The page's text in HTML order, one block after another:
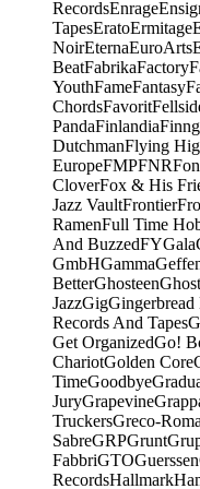
RecordsEnrage
TapesEratoErmitage
NoirEternaEuroArts
BeatFabrikaFactory
YouthFameFantasy
ChordsFavorit
PandaFinlandia
DutchmanFlying
EuropeFMPFNR
CloverFox & His
Jazz VaultFrontier
RamenFull Time
And BuzzedFYGala
GmbHGamma
BetterGhosteen
JazzGigGingerbread
Records And Tapes
Get OrganizedGo!
ChariotGolden Core
TimeGoodbye
JuryGrapevine
TruckersGreco-
SabreGRPGrunt
FabbriGTOGuerssen
RecordsHallmark